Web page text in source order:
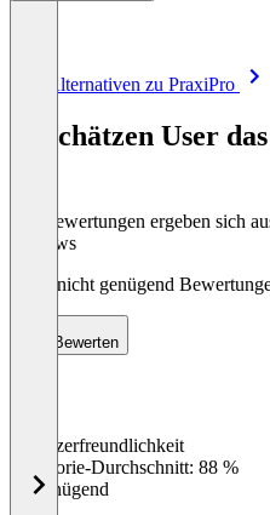
Alle Alternativen zu PraxiPro
So schätzen User
Die Bewertungen ergeben sich
Reviews
Noch nicht genügend
Bewerten
Benutzerfreundlichkeit
Kategorie-Durchschnitt: 88 %
Ungenügend